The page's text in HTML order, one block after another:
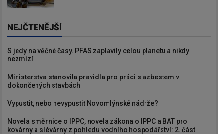
NEJČTENĚJŠÍ
S jedy na věčné časy. PFAS zaplavily celou planetu a nikdy
nezmizí
Ministerstva stanovila pravidla pro práci s azbestem v
dokončených stavbách
Vypustit, nebo nevypustit Novomlýnské nádrže?
Novela směrnice o IPPC, novela zákona o IPPC a BAT pro
kovárny a slévárny z pohledu vodního hospodářství: 2. část